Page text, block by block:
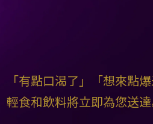
「有點口渴了」「想來點
輕食和飲料將立即為您送達